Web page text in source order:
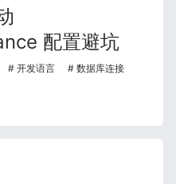
配置避坑
开发语言 数据库连接